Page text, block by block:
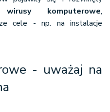
wirusy komputerowe,
cele - np. na instalacje
- uważaj na